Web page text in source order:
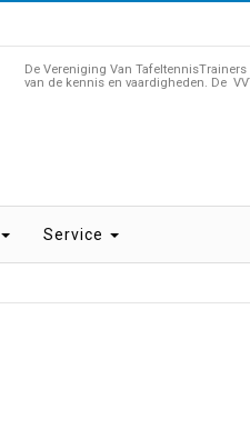
De Vereniging Van
van de kennis en vaardigheden. De
Service